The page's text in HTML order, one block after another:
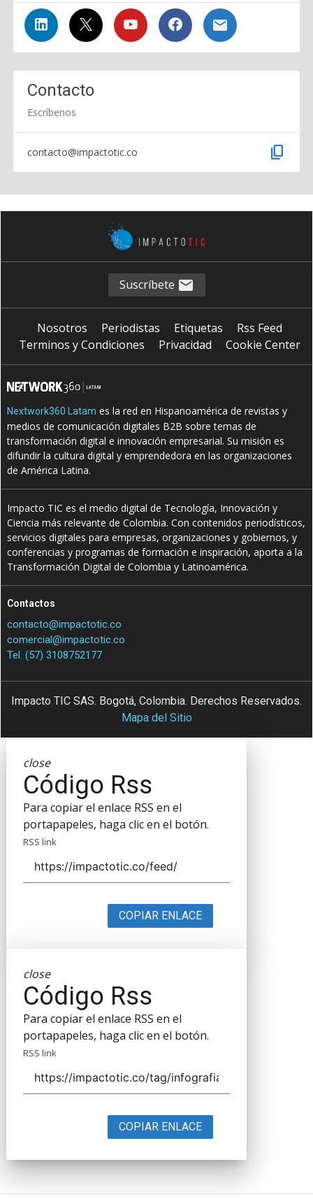
Contacto
Escríbenos
contacto@impactotic.co content_copy
Suscríbete
Nosotros Periodistas Etiquetas
Rss Feed
Terminos y Condiciones
Privacidad Cookie Center
Nextwork360 Latam es la red en Hispanoamérica de revistas y
medios de comunicación digitales B2B sobre temas de
transformación digital e innovación empresarial. Su misión es
difundir la cultura digital y emprendedora en las organizaciones
de América Latina.
Impacto TIC es el medio digital de Tecnología, Innovación y
Ciencia más relevante de Colombia. Con contenidos periodísticos,
servicios digitales para empresas, organizaciones y gobiernos, y
conferencias y programas de formación e inspiración, aporta a la
Transformación Digital de Colombia y Latinoamérica.
Contactos
contacto@impactotic.co
comercial@impactotic.co
Tel. (57) 3108752177
Impacto TIC SAS. Bogotá, Colombia. Derechos Reservados.
Mapa del Sitio
close
Código Rss
Para copiar el enlace RSS en el
portapapeles, haga clic en el botón.
RSS link
COPIAR ENLACE
close
Código Rss
Para copiar el enlace RSS en el
portapapeles, haga clic en el botón.
RSS link
COPIAR ENLACE